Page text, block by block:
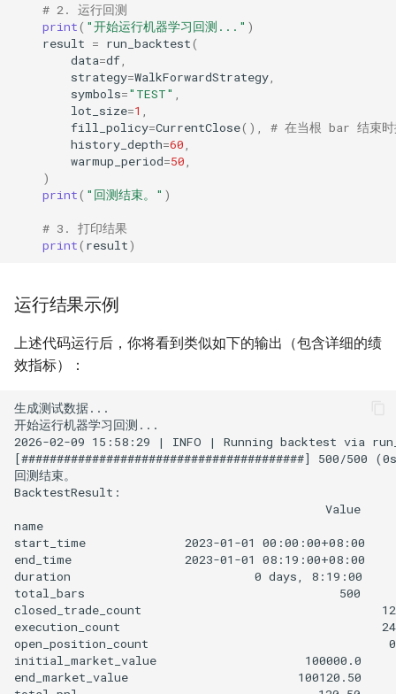
# 2. 运行回测
print( "开始运行机器学习回测..." )
result = run_backtest(
data=df
strategy=WalkForwardStrategy
symbols="TEST"
lot_size=1
fill_policy=CurrentClose(),
# 在当根 bar 结束时
history_depth=60
warmup_period=50
)
print( "回测结束。" )
# 3. 打印结果
print( result)
运行结果示例
上述代码运行后，你将看到类似如下的输出（包含详细的绩
效指标）：